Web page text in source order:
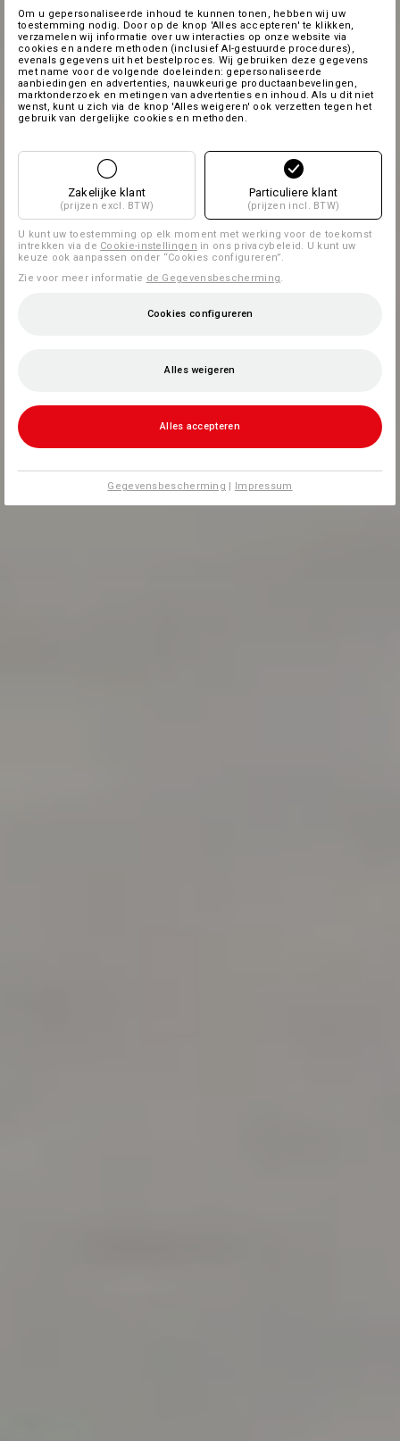
Om u gepersonaliseerde inhoud te kunnen tonen, hebben wij uw
toestemming nodig. Door op de knop 'Alles accepteren' te klikken,
verzamelen wij informatie over uw interacties op onze website via
cookies en andere methoden (inclusief AI-gestuurde procedures),
evenals gegevens uit het bestelproces. Wij gebruiken deze gegevens
met name voor de volgende doeleinden: gepersonaliseerde
aanbiedingen en advertenties, nauwkeurige productaanbevelingen,
marktonderzoek en metingen van advertenties en inhoud. Als u dit niet
wenst, kunt u zich via de knop 'Alles weigeren' ook verzetten tegen het
gebruik van dergelijke cookies en methoden.
Zakelijke klant
(prijzen excl. BTW)
Particuliere klant
(prijzen incl. BTW)
U kunt uw toestemming op elk moment met werking voor de toekomst
intrekken via de Cookie-instellingen in ons privacybeleid. U kunt uw
keuze ook aanpassen onder “Cookies configureren”.
Zie voor meer informatie de Gegevensbescherming.
Cookies configureren
Alles weigeren
Alles accepteren
Gegevensbescherming | Impressum